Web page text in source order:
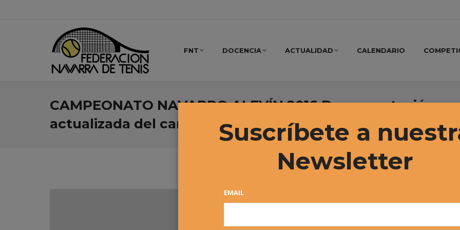
FNT DOCENCIA ACTUALIDAD CALENDARIO
CAMPEONATO NAVARRO ALEVÍN 2016 Documentación
actualizada del campeonatoSuscríbete a
Newsletter
EMAIL